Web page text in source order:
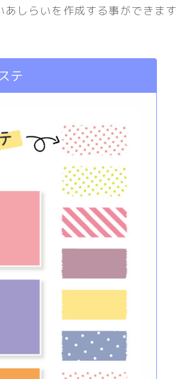
しらいを作成する事ができます
テ